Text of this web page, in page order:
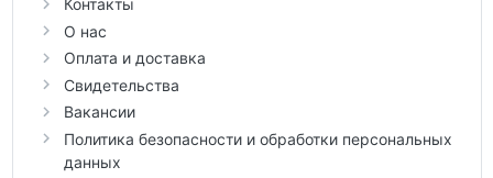
Контакты
О нас
Оплата и доставка
Свидетельства
Вакансии
Политика безопасности и обработки персональных
данных